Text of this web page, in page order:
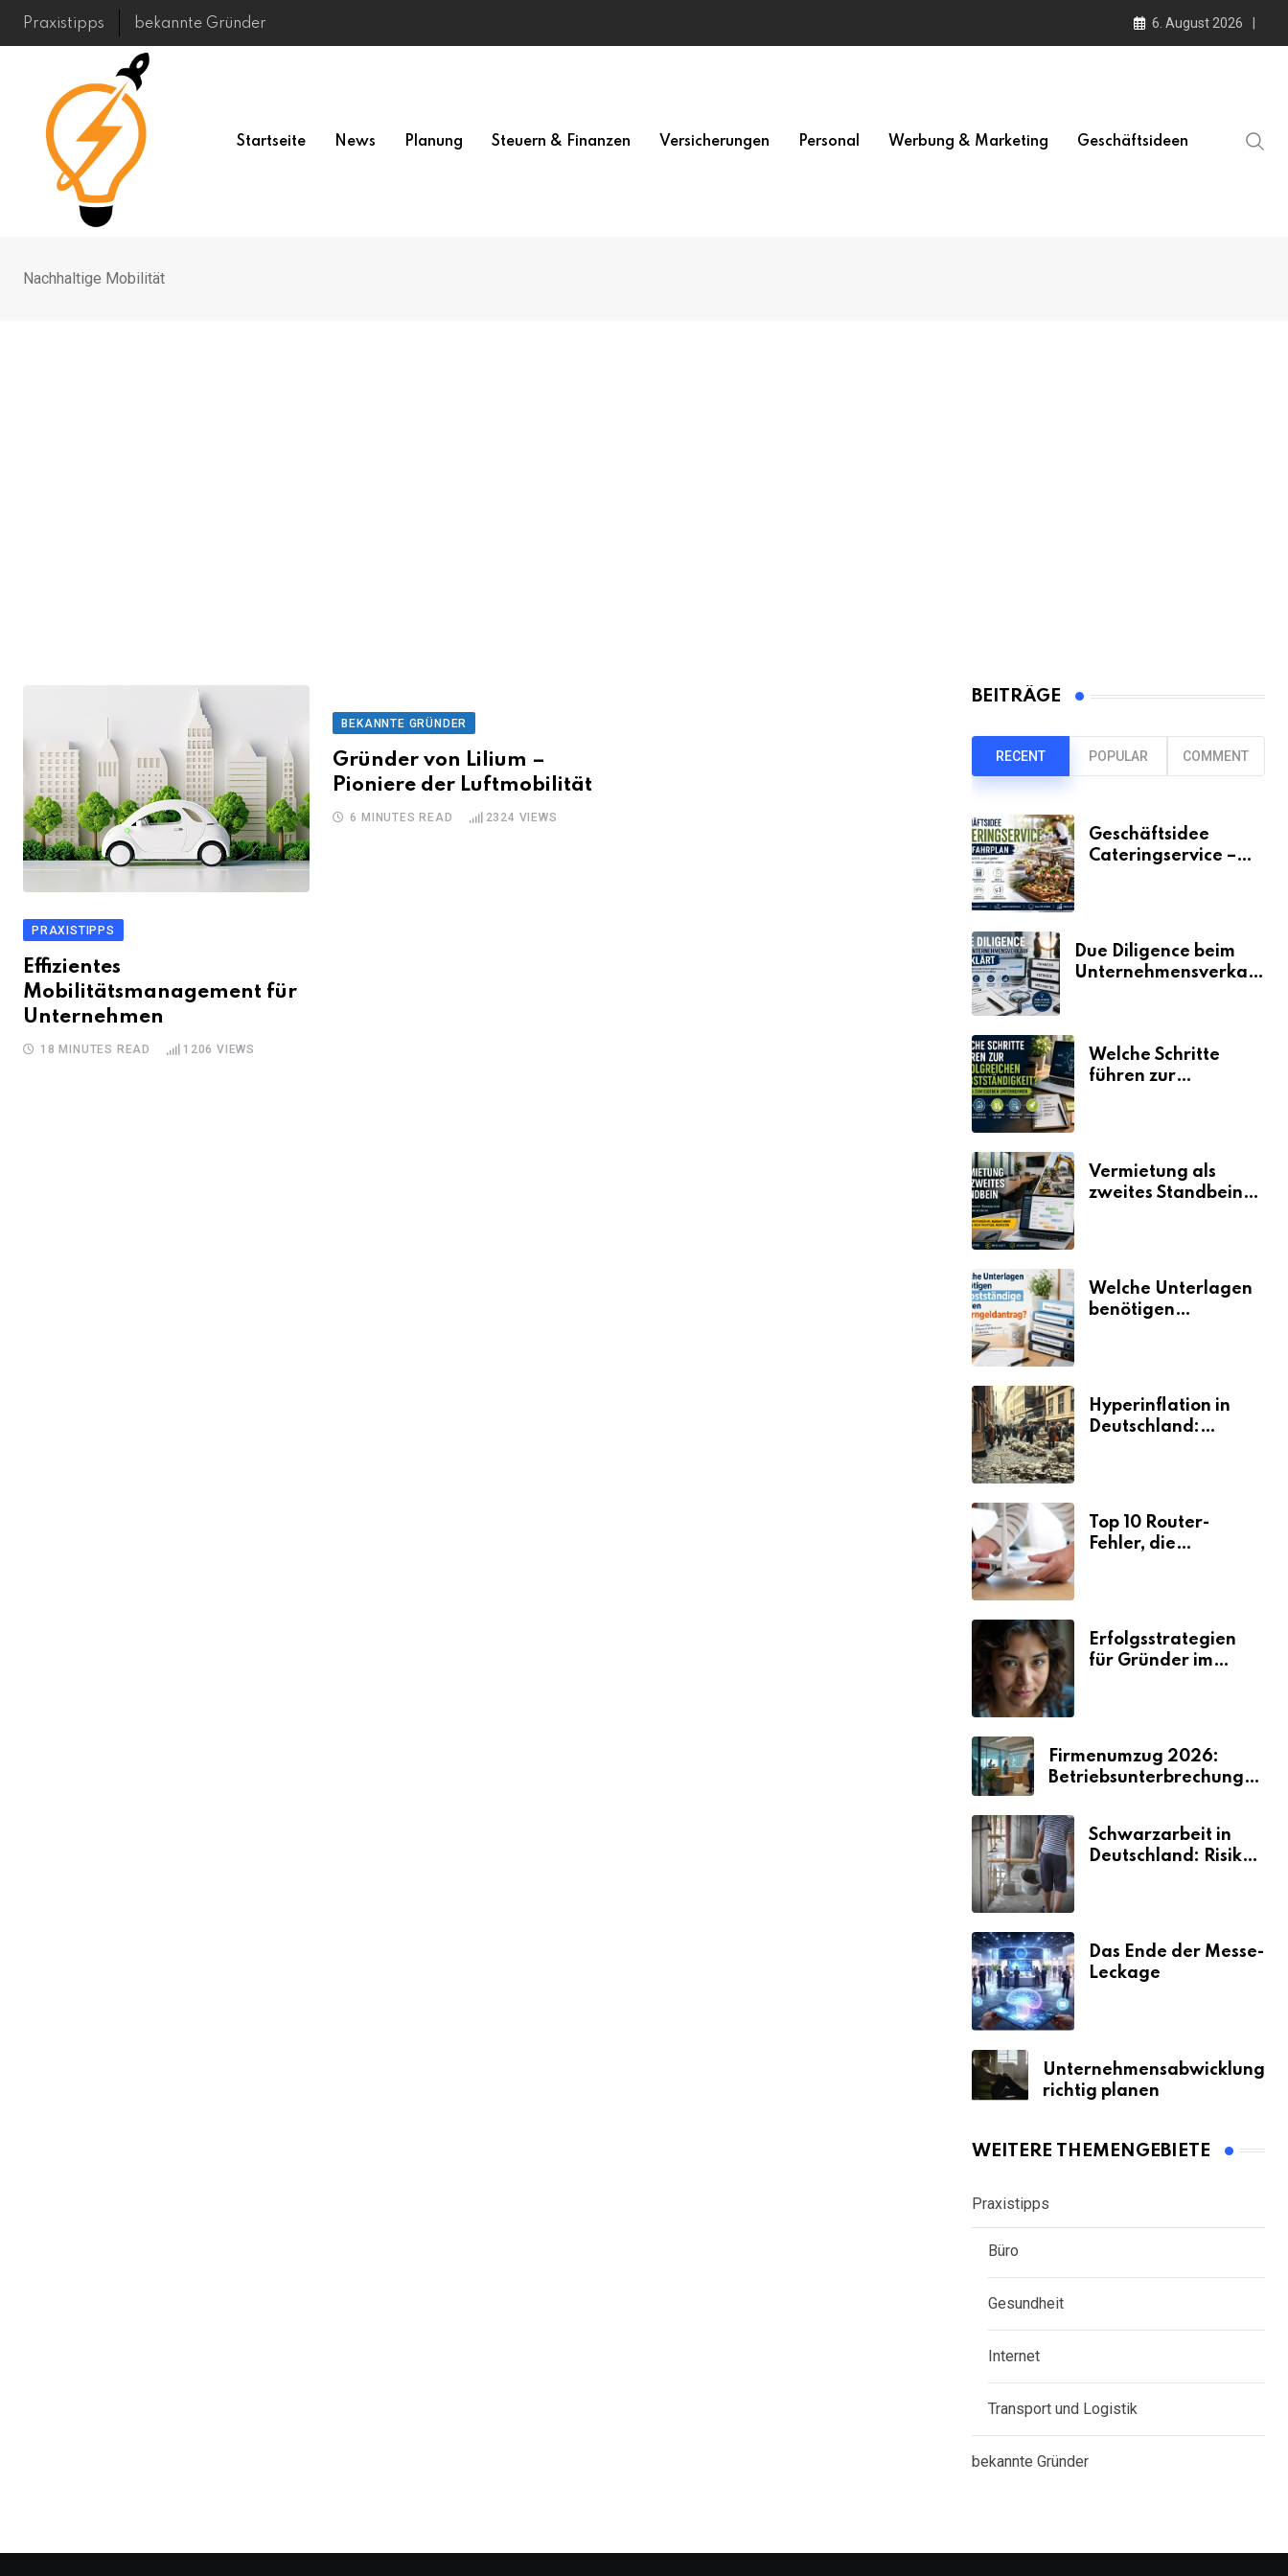
Skip
Praxistipps bekannte Gründer 6. August 2026
Startseite News Planung Steuern & Finanzen Versicherungen Personal Werbung & Marketing Geschäftsideen
Nachhaltige Mobilität
PRAXISTIPPS
Effizientes
Mobilitätsmanagement für
Unternehmen
18 MINUTES READ 1206 VIEWS
BEKANNTE GRÜNDER
Gründer von Lilium –
Pioniere der Luftmobilität
6 MINUTES READ 2324 VIEWS
BEITRÄGE
RECENT POPULAR COMMENT
Geschäftsidee
Cateringservice –
Due Diligence beim
Unternehmensverkauf
Welche Schritte
führen zur
Vermietung als
zweites Standbein:
Umsätze machen
Welche Unterlagen
benötigen
Hyperinflation in
Deutschland:
Top 10 Router-
Fehler, die
Erfolgsstrategien
für Gründer im
Firmenumzug 2026:
Betriebsunterbrechungen
Schwarzarbeit in
Deutschland: Risiken
Das Ende der Messe-
Leckage
Unternehmensabwicklung
richtig planen
WEITERE THEMENGEBIETE
Praxistipps
Büro
Gesundheit
Internet
Transport und Logistik
bekannte Gründer